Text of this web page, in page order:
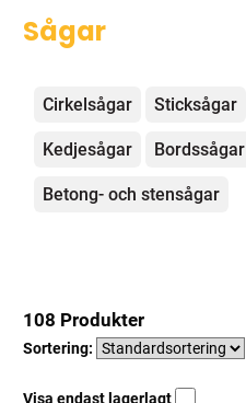
Sågar
Kategorier
Cirkelsågar Sticksågar
Kedjesågar Bordssågar
Betong- och stensågar
108 Produkter
Sortering:
Visa endast lagerlagt